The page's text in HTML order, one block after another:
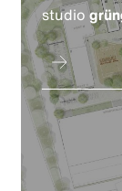
studio